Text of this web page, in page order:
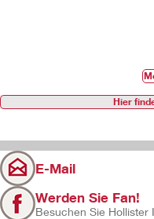
Hier
E-Mail
Werden Sie Fan!
Besuchen Sie